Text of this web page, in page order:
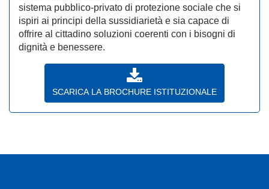
sistema pubblico-privato di protezione sociale che si
ispiri ai principi della sussidiarietà e sia capace di
offrire al cittadino soluzioni coerenti con i bisogni di
dignità e benessere.
SCARICA LA BROCHURE ISTITUZIONALE